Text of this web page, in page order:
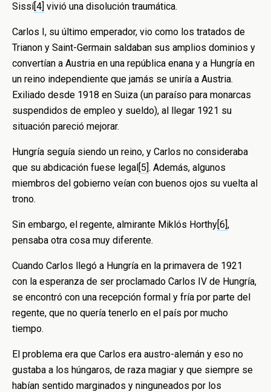
Sissí[4] vivió una disolución traumática.
Carlos I, su último emperador, vio como los tratados de
Trianon y Saint-Germain saldaban sus amplios dominios y
convertían a Austria en una república enana y a Hungría en
un reino independiente que jamás se uniría a Austria.
Exiliado desde 1918 en Suiza (un paraíso para monarcas
suspendidos de empleo y sueldo), al llegar 1921 su
situación pareció mejorar.
Hungría seguía siendo un reino, y Carlos no consideraba
que su abdicación fuese legal[5]. Además, algunos
miembros del gobierno veían con buenos ojos su vuelta al
trono.
Sin embargo, el regente, almirante Miklós Horthy[6],
pensaba otra cosa muy diferente.
Cuando Carlos llegó a Hungría en la primavera de 1921
con la esperanza de ser proclamado Carlos IV de Hungría,
se encontró con una recepción formal y fría por parte del
regente, que no quería tenerlo en el país por mucho
tiempo.
El problema era que Carlos era austro-alemán y eso no
gustaba a los húngaros, de raza magiar y que siempre se
habían sentido marginados y ninguneados por los